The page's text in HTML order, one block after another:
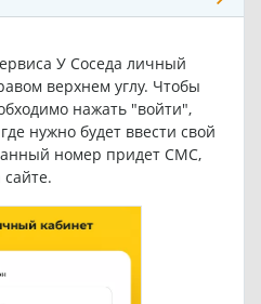
У Соседа личный
верхнем углу. Чтобы
нажать "войти",
нужно будет ввести свой
номер придет СМС,